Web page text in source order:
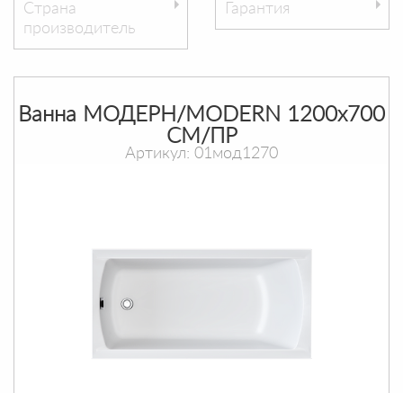
Страна
производитель
Гарантия
Ванна МОДЕРН/MODERN 1200х700
СМ/ПР
Артикул: 01мод1270